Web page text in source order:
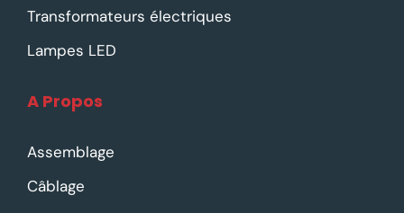
Transformateurs électriques
Lampes LED
A Propos
Assemblage
Câblage